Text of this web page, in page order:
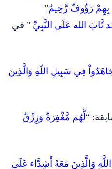
بِهِمْ رَؤُوفٌ رَّحِيمٌ”
تَّابَ الله عَلَى النَّبِيِّ ” في
فِي سَبِيلِ اللّهِ وَالَّذِينَ
“لَّهُم مَّغْفِرَةٌ وَرِزْقٌ
وَالَّذِينَ مَعَهُ أَشِدَّاء عَلَى